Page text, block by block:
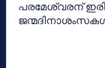
പരമേശ്വരന്